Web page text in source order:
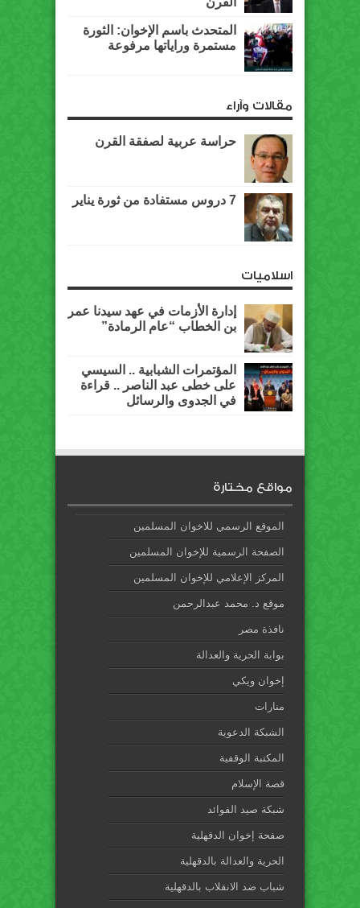
المتحدث باسم الإخوان: الثورة
مستمرة وراياتها مرفوعة
مقالات وآراء
حراسة عربية لصفقة القرن
7 دروس مستفادة من ثورة يناير
اسلاميات
إدارة الأزمات في عهد سيدنا عمر
بن الخطاب “عام الرمادة”
المؤتمرات الشبابية .. السيسي
على خطى عبد الناصر .. قراءة
في الجدوى والرسائل
مواقع مختارة
الموقع الرسمي للاخوان المسلمين
الصفحة الرسمية للإخوان المسلمين
المركز الإعلامي للإخوان المسلمين
موقع د. محمد عبدالرحمن
نافذة مصر
بوابة الحرية والعدالة
إخوان ويكي
منارات
الشبكة الدعوية
المكتبة الوقفية
قصة الإسلام
شبكة صيد الفوائد
صفحة إخوان الدقهلية
الحرية والعدالة بالدقهلية
شباب ضد الانقلاب بالدقهلية